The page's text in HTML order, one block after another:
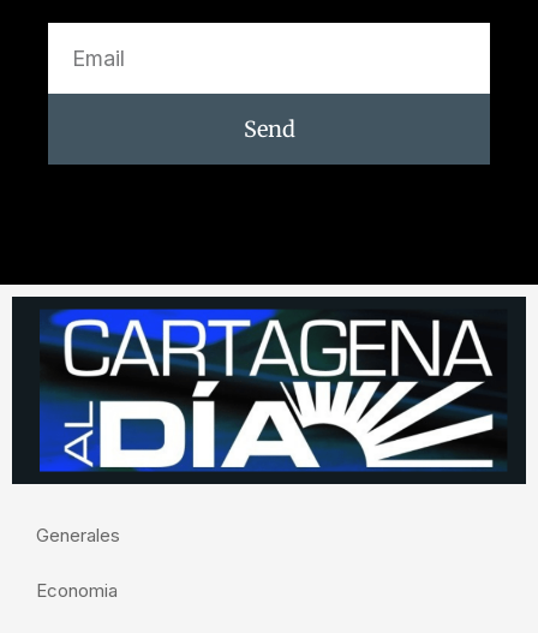
Send
Generales
Economia